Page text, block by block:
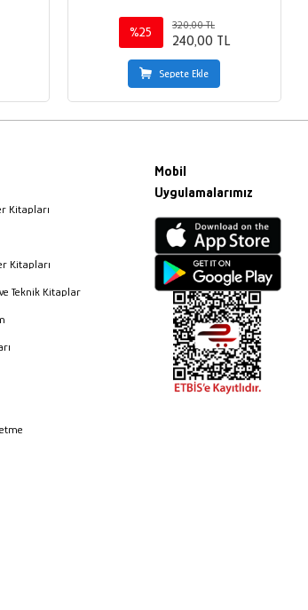
%25
320,00 TL
240,00 TL
Sepete Ekle
Kitapları
Kitapları
Teknik Kitaplar
Mobil
Uygulamalarımız